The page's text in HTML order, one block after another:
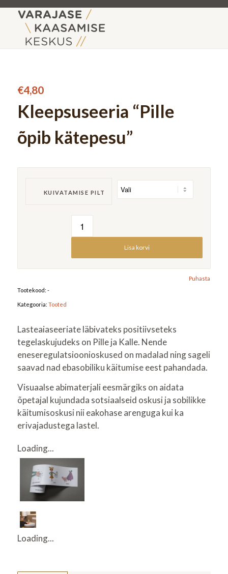
€4,80
Lasteaiaseeriate läbivateks positiivseteks
tegelaskujudeks on Pille ja Kalle. Nende
eneseregulatsioonioskused on madalad ning sageli
saavad nad ebasobiliku käitumise eest pahandada.
Visuaalse abimaterjali eesmärgiks on aidata
õpetajal kujundada sotsiaalseid oskusi ja sobilikke
käitumisoskusi nii eakohase arenguga kui ka
erivajadustega lastel.
Loading...
Kleepsuseeria “Pille
õpib kätepesu”
KUIVATAMISE PILT
Puhasta
Lisa korvi
Tootekood: -
Kategooria: Tooted
Loading...